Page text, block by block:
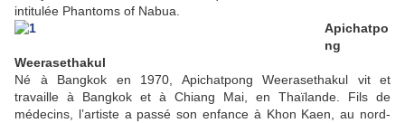
intitulée Phantoms of Nabua.
Apichatpo
ng
Weerasethakul
Né à Bangkok en 1970, Apichatpong Weerasethakul vit et
travaille à Bangkok et à Chiang Mai, en Thaïlande. Fils de
médecins, l’artiste a passé son enfance à Khon Kaen, au nord-